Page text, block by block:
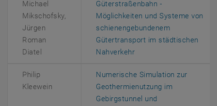
Michael
Mikschofsky,
Jürgen
Roman
Diatel
Güterstraßenbahn -
Möglichkeiten und Systeme von
schienengebundenem
Gütertransport im städtischen
Nahverkehr, öffnet eine externe
Philip
Kleewein
Numerische Simulation zur
Geothermienutzung im
Gebirgstunnel und